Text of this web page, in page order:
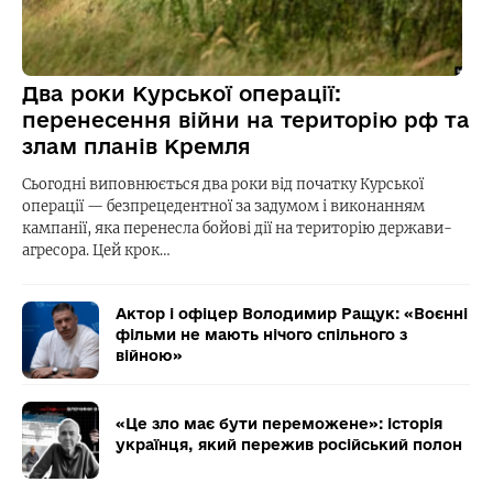
Два роки Курської операції:
перенесення війни на територію рф та
злам планів Кремля
Сьогодні виповнюється два роки від початку Курської
операції — безпрецедентної за задумом і виконанням
кампанії, яка перенесла бойові дії на територію держави-
агресора. Цей крок…
Актор і офіцер Володимир Ращук: «Воєнні
фільми не мають нічого спільного з
війною»
«Це зло має бути переможене»: історія
українця, який пережив російський полон